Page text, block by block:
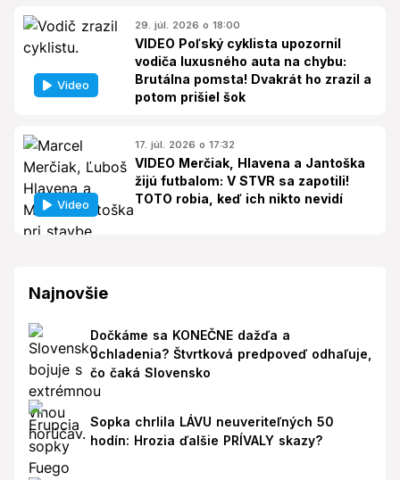
Video
29. júl. 2026 o 18:00
VIDEO Poľský cyklista upozornil
vodiča luxusného auta na chybu:
Brutálna pomsta! Dvakrát ho zrazil a
potom prišiel šok
Video
17. júl. 2026 o 17:32
VIDEO Merčiak, Hlavena a Jantoška
žijú futbalom: V STVR sa zapotili!
TOTO robia, keď ich nikto nevidí
Najnovšie
Dočkáme sa KONEČNE dažďa a
ochladenia? Štvrtková predpoveď odhaľuje,
čo čaká Slovensko
Sopka chrlila LÁVU neuveriteľných 50
hodín: Hrozia ďalšie PRÍVALY skazy?